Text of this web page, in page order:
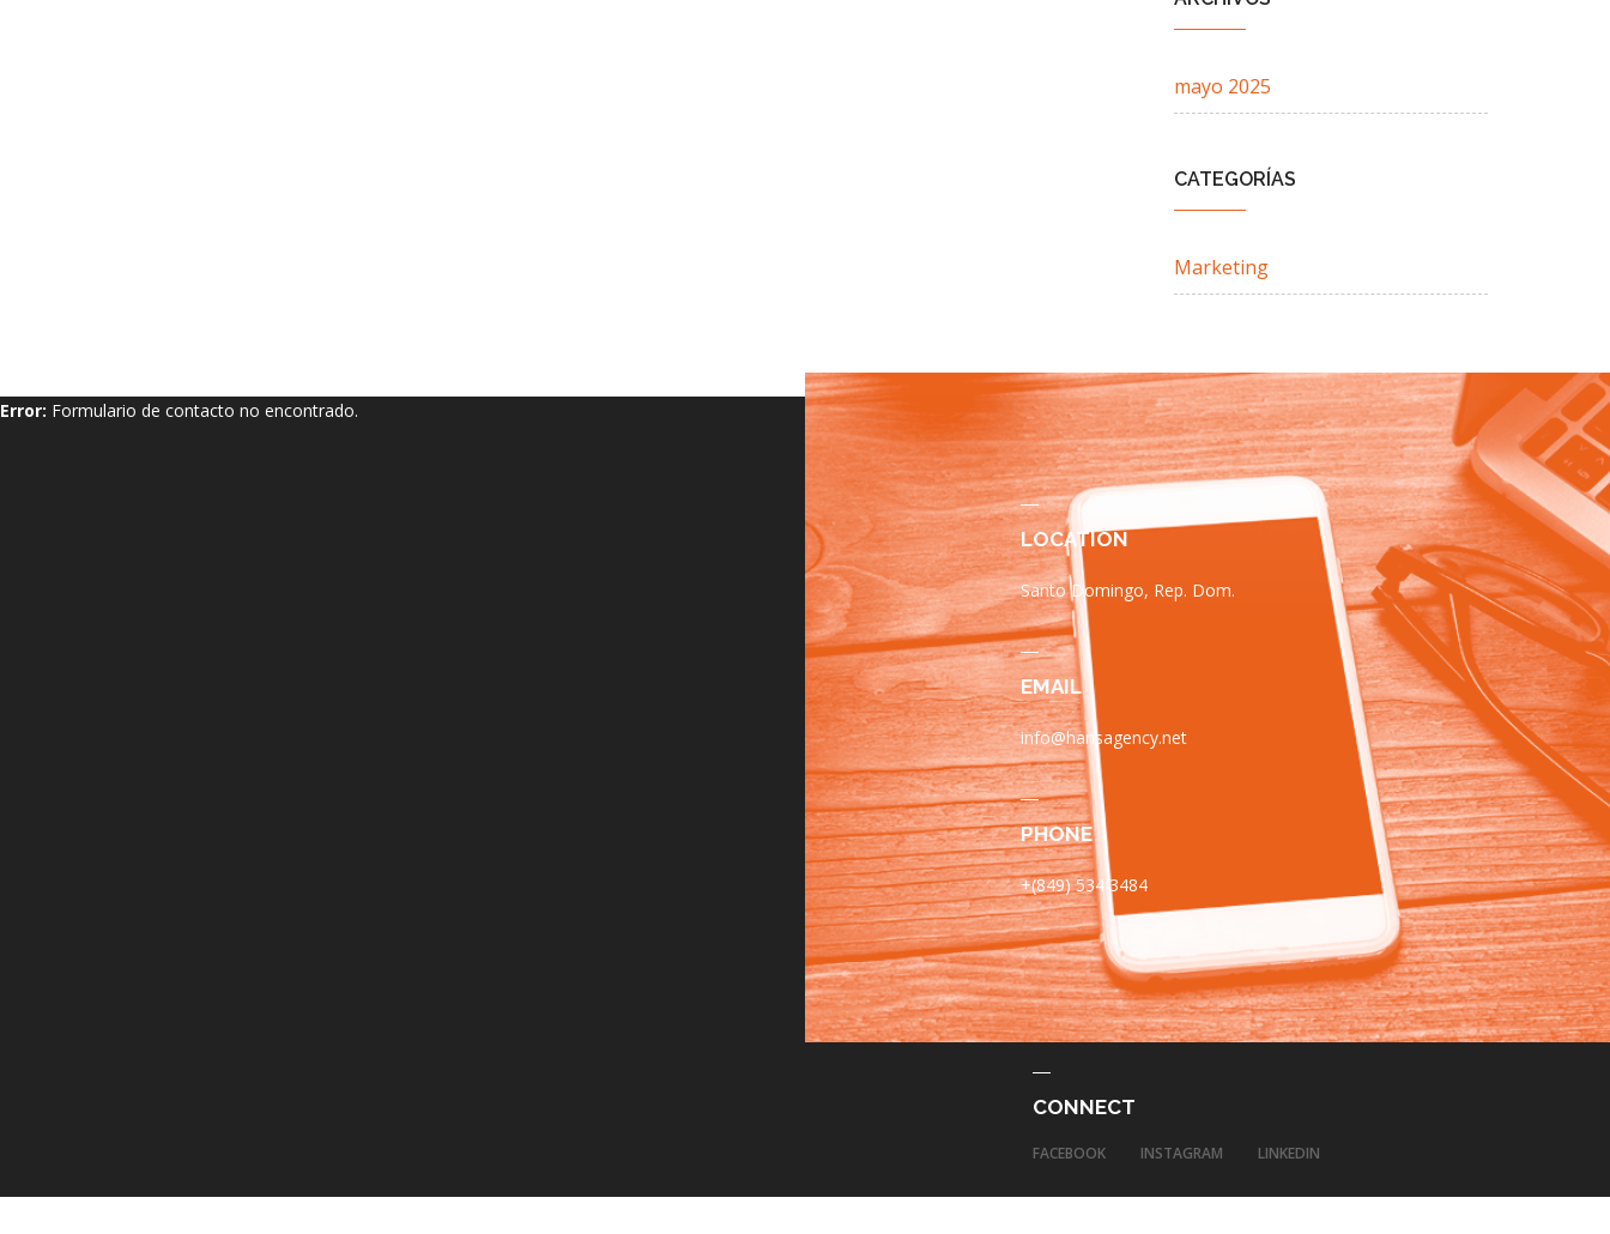
mayo 2025
CATEGORÍAS
Marketing
Error: Formulario de contacto no encontrado.
LOCATION
Santo Domingo, Rep. Dom.
EMAIL
info@hansagency.net
PHONE
+(849) 534 3484
CONNECT
FACEBOOK INSTAGRAM LINKEDIN